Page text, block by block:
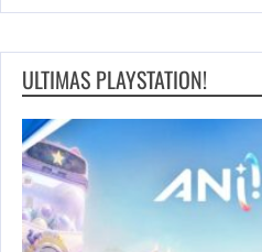
ULTIMAS PLAYSTATION!